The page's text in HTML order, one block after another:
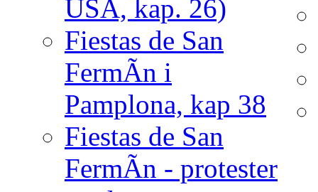
USA, kap. 26)
Fiestas de San
FermÃ­n i
Pamplona, kap 38
Fiestas de San
FermÃ­n - protester